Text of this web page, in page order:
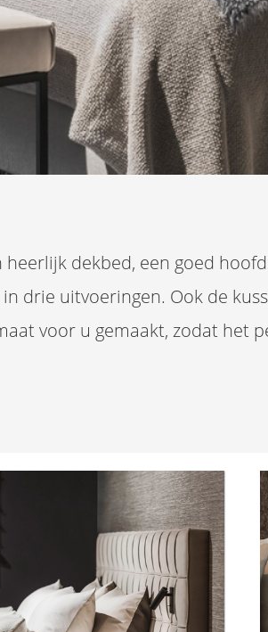
heerlijk dekbed, een goed
drie uitvoeringen. Ook de
voor u gemaakt, zodat het